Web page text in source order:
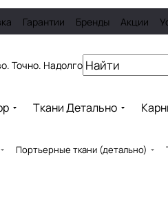
Гарантии Бренды Акции
Точно. Надолго
Ткани Детально
Портьерные ткани (детально)